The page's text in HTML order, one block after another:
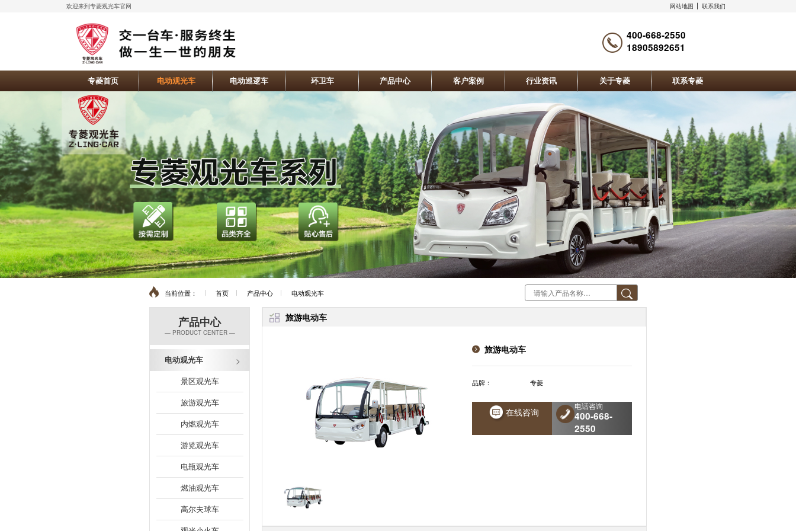
欢迎来到专菱观光车官网 网站地图 联系我们
400-668-2550
18905892651
专菱首页 电动观光车 电动巡逻车 环卫车 产品中心 客户案例 行业资讯 关于专菱 联系专菱
当前位置： 首页 产品中心 电动观光车
产品中心
— PRODUCT CENTER —
电动观光车
景区观光车
旅游观光车
内燃观光车
游览观光车
电瓶观光车
燃油观光车
高尔夫球车
旅游电动车
旅游电动车
品牌： 专菱
在线咨询
电话咨询
400-668-
2550